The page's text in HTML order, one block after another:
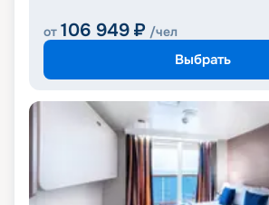
от 106 949 ₽ /чел
Выбрать